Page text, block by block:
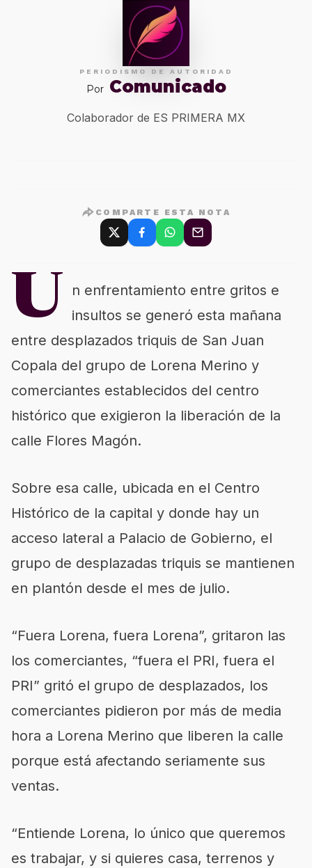
PERIODISMO DE AUTORIDAD
Por Comunicado
Colaborador de ES PRIMERA MX
COMPARTE ESTA NOTA
U
n enfrentamiento entre gritos e
insultos se generó esta mañana
entre desplazados triquis de San Juan
Copala del grupo de Lorena Merino y
comerciantes establecidos del centro
histórico que exigieron la liberación de la
calle Flores Magón.
Sobre esa calle, ubicada en el Centro
Histórico de la capital y donde hay un
acceso lateral a Palacio de Gobierno, el
grupo de desplazadas triquis se mantienen
en plantón desde el mes de julio.
“Fuera Lorena, fuera Lorena”, gritaron las
los comerciantes, “fuera el PRI, fuera el
PRI” gritó el grupo de desplazados, los
comerciantes pidieron por más de media
hora a Lorena Merino que liberen la calle
porque está afectando seriamente sus
ventas.
“Entiende Lorena, lo único que queremos
es trabajar, y si quieres casa, terrenos y